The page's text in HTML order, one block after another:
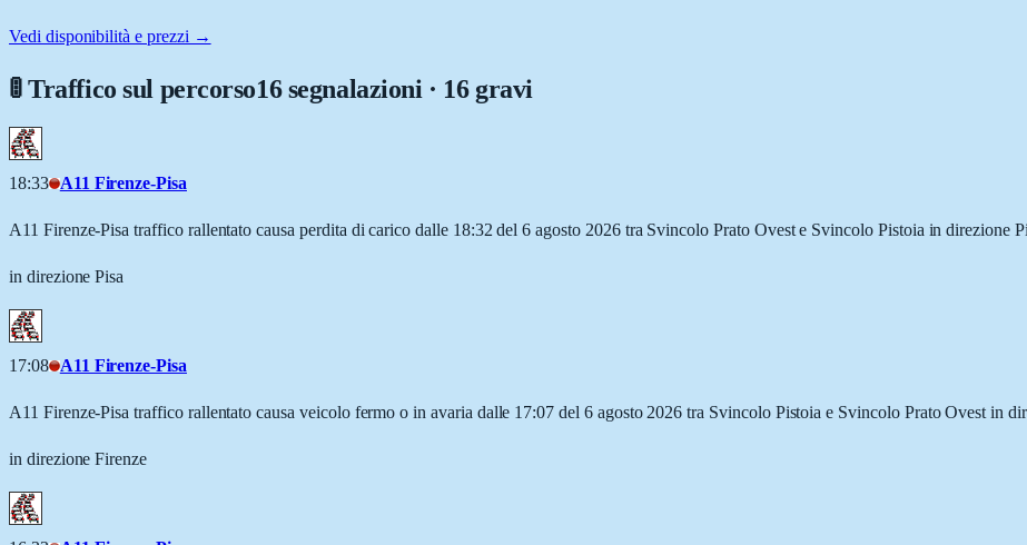
Vedi disponibilità e prezzi →
🚦 Traffico sul percorso16 segnalazioni · 16 gravi
18:33 A11 Firenze-Pisa
A11 Firenze-Pisa traffico rallentato causa perdita di carico dalle 18:32 del 6 agosto 2026 tra Svincolo Prato Ovest e Svincolo Pistoia in direzione
in direzione Pisa
17:08 A11 Firenze-Pisa
A11 Firenze-Pisa traffico rallentato causa veicolo fermo o in avaria dalle 17:07 del 6 agosto 2026 tra Svincolo Pistoia e Svincolo Prato Ovest in
in direzione Firenze